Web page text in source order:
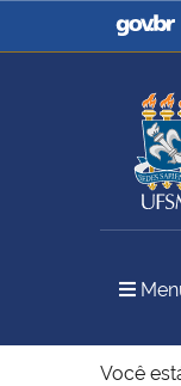
Casa Civil
Você